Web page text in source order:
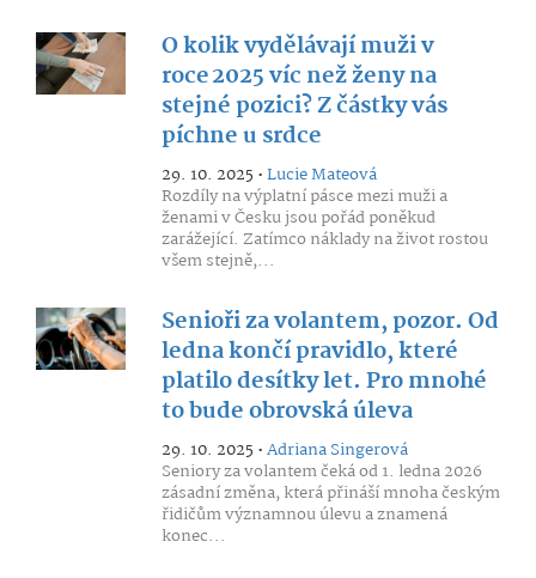
O kolik vydělávají muži v
roce 2025 víc než ženy na
stejné pozici? Z částky vás
píchne u srdce
29. 10. 2025 •Lucie Mateová
Rozdíly na výplatní pásce mezi muži a
ženami v Česku jsou pořád poněkud
zarážející. Zatímco náklady na život rostou
všem stejně,...
Senioři za volantem, pozor. Od
ledna končí pravidlo, které
platilo desítky let. Pro mnohé
to bude obrovská úleva
29. 10. 2025 •Adriana Singerová
Seniory za volantem čeká od 1. ledna 2026
zásadní změna, která přináší mnoha českým
řidičům významnou úlevu a znamená
konec...